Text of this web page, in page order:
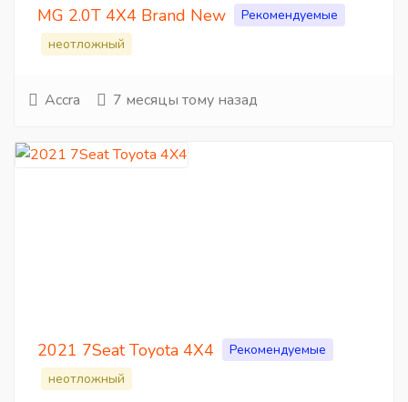
MG 2.0T 4X4 Brand New
Рекомендуемые
неотложный
Accra 7 месяцы тому назад
2021 7Seat Toyota 4X4
Рекомендуемые
неотложный